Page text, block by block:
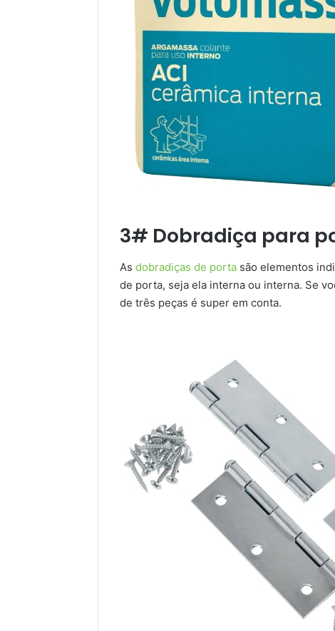
3# Dobradiça para
As dobradiças de porta são elementos
de porta, seja ela interna ou interna. Se
de três peças é super em conta.